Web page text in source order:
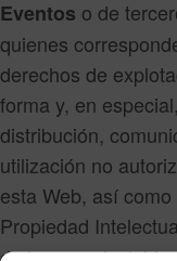
Eventos o de
quienes
derechos de
forma y, en
distribución,
utilización no
esta Web, así
Propiedad